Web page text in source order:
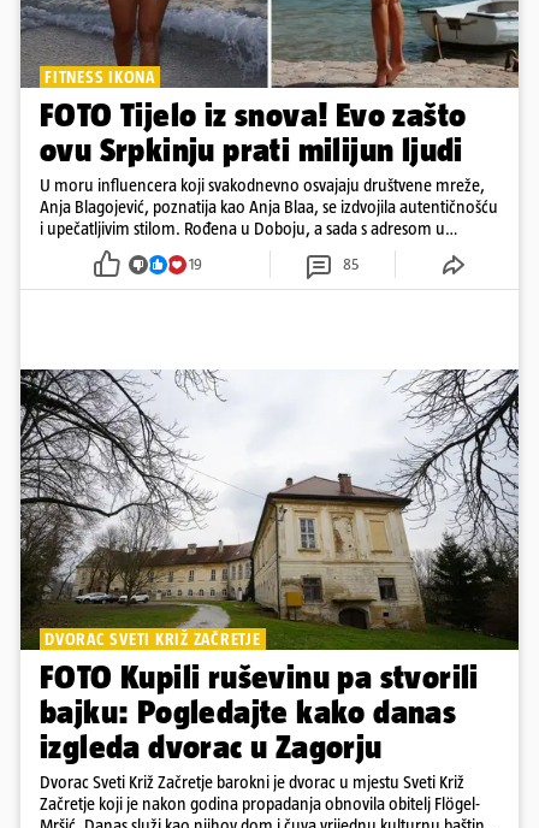
FITNESS IKONA
FOTO Tijelo iz snova! Evo zašto
ovu Srpkinju prati milijun ljudi
U moru influencera koji svakodnevno osvajaju društvene mreže,
Anja Blagojević, poznatija kao Anja Blaa, se izdvojila autentičnošću
i upečatljivim stilom. Rođena u Doboju, a sada s adresom u
Dubaiju, Anja je spoj glamura, discipline i mladenačke energije
19 85
DVORAC SVETI KRIŽ ZAČRETJE
FOTO Kupili ruševinu pa stvorili
bajku: Pogledajte kako danas
izgleda dvorac u Zagorju
Dvorac Sveti Križ Začretje barokni je dvorac u mjestu Sveti Križ
Začretje koji je nakon godina propadanja obnovila obitelj Flögel-